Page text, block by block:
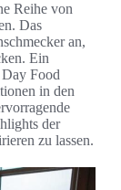
Reihe von
Das
an,
Ein
Food
in den
der
zu lassen.